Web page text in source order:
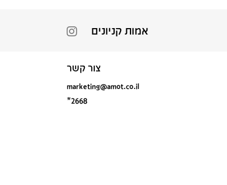
אמות קניונים
צור קשר
marketing@amot.co.il
*2668